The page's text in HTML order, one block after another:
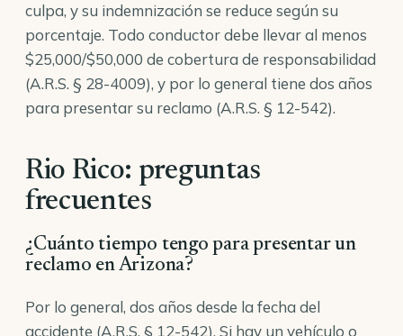
culpa, y su indemnización se reduce según su
porcentaje. Todo conductor debe llevar al menos
$25,000/$50,000 de cobertura de responsabilidad
(A.R.S. § 28-4009), y por lo general tiene dos años
para presentar su reclamo (A.R.S. § 12-542).
Rio Rico: preguntas
frecuentes
¿Cuánto tiempo tengo para presentar un
reclamo en Arizona?
Por lo general, dos años desde la fecha del
accidente (A.R.S. § 12-542). Si hay un vehículo o